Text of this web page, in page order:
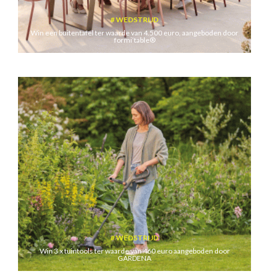
WEDSTRIJD
Win een buitentafel ter waarde van 4.500 euro, aangeboden door
formi’table®
WEDSTRIJD
Win 3 x tuintools ter waarde van 460 euro aangeboden door
GARDENA